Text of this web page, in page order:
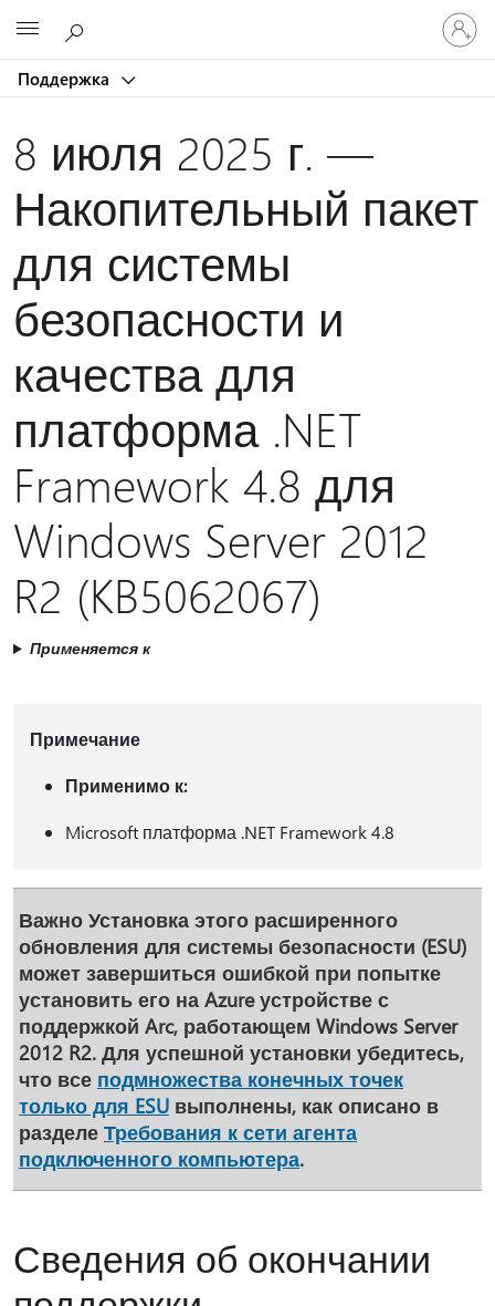
Поддержка
8 июля 2025 г. —
Накопительный пакет
для системы
безопасности и
качества для
платформа .NET
Framework 4.8 для
Windows Server 2012
R2 (KB5062067)
Применяется к
Примечание
Применимо к:
Microsoft платформа .NET Framework 4.8
Важно Установка этого расширенного
обновления для системы безопасности (ESU)
может завершиться ошибкой при попытке
установить его на Azure устройстве с
поддержкой Arc, работающем Windows Server
2012 R2. Для успешной установки убедитесь,
что все подмножества конечных точек
только для ESU выполнены, как описано в
разделе Требования к сети агента
подключенного компьютера.
Сведения об окончании